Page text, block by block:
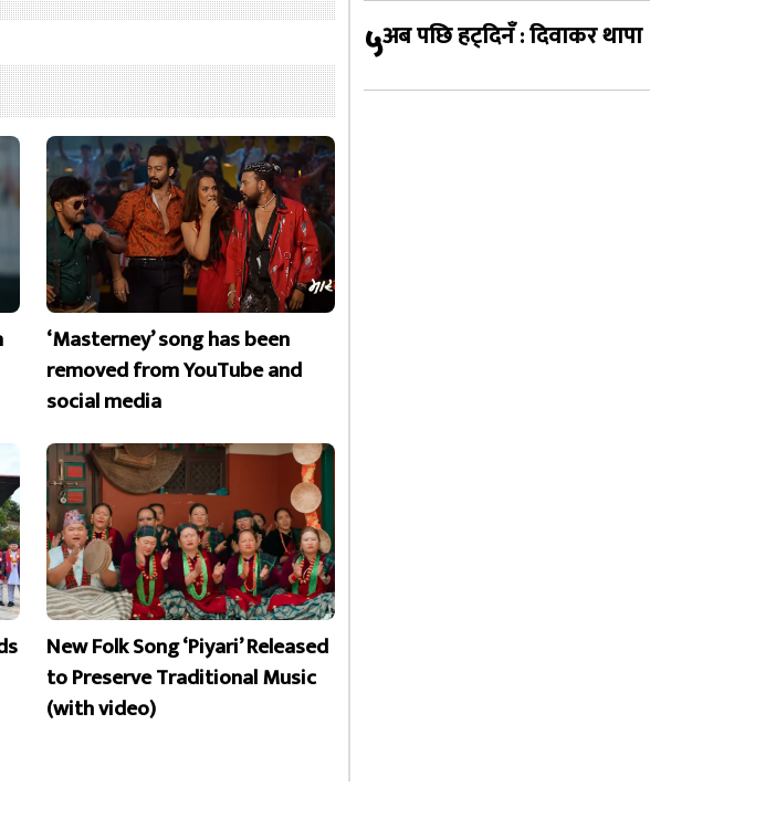
‘Masterney’ song has been
removed from YouTube and
social media
New Folk Song ‘Piyari’ Released
to Preserve Traditional Music
(with video)
५अब पछि हट्दिनँ : दिवाकर थापा